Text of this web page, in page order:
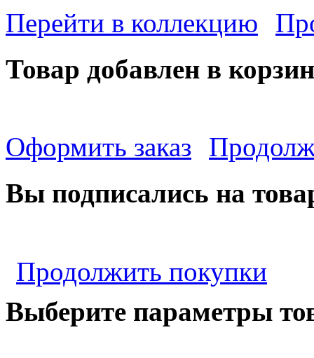
Перейти в коллекцию
Товар добавлен в
Оформить заказ
Вы подписались на
Продолжить покупки
Выберите параметры